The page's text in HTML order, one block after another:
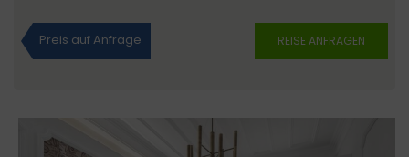
REISE ANFRAGEN
Preis auf Anfrage